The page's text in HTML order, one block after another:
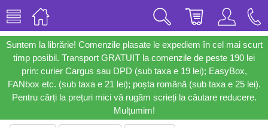
Suntem la librărie! Comenzile plasate le expediem în cel mai scurt
timp posibil. Transport GRATUIT la comenzile de peste 190 lei
prin: curier Cargus sau DPD (sub taxa e 19 lei); EasyBox,
FANbox etc. (sub taxa e 21 lei); poșta română (sub taxa e 25 lei).
Pentru cărți la prețuri mici vă rugăm scrieți la căutare reducere.
Mulțumim!